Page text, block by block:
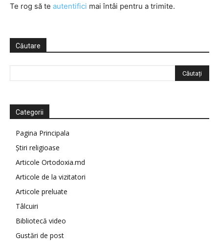
Te rog să te autentifici mai întâi pentru a trimite.
Căutare
Categorii
Pagina Principala
Știri religioase
Articole Ortodoxia.md
Articole de la vizitatori
Articole preluate
Tâlcuiri
Bibliotecă video
Gustări de post